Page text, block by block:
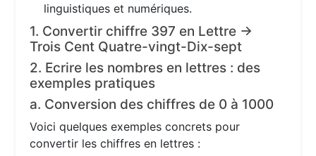
linguistiques et numériques.
1. Convertir chiffre 397 en Lettre →
Trois Cent Quatre-vingt-Dix-sept
2. Ecrire les nombres en lettres : des
exemples pratiques
a. Conversion des chiffres de 0 à 1000
Voici quelques exemples concrets pour
convertir les chiffres en lettres :